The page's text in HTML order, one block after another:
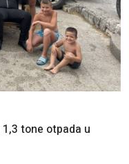
tone otpada u